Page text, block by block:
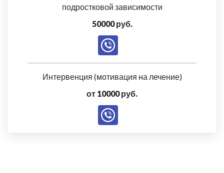
подростковой зависимости
50000 руб.
Интервенция (мотивация на лечение)
от 10000 руб.